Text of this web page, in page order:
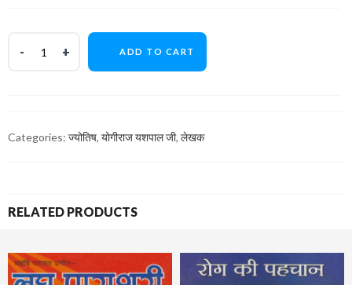
ADD TO CART
Categories: ज्योतिष, योगीराज यशपाल जी, लेखक
RELATED PRODUCTS